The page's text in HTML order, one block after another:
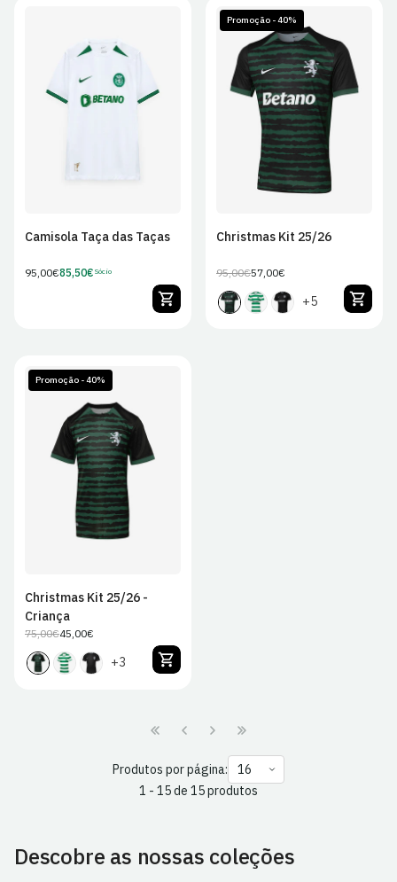
L
Camisola Taça das Taças
Preço
95,00€Preço
85,50€ Sócio
Promoção - 40%
S M L XL
2XL
Christmas Kit 25/26
Preço
regular
95,00€Preço
de
venda
57,00€
+5
Promoção - 40%
JS JM JL JXL
Christmas Kit 25/26 -
Criança
Preço
regular
75,00€Preço
de
venda
45,00€
+3
Produtos por página:
1 - 15 de 15 produtos
Descobre as nossas coleções